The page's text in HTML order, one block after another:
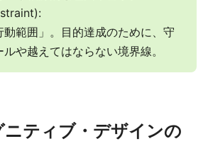
動範囲」。目的達成のために、守
や越えてはならない境界線。
ニティブ・デザインの